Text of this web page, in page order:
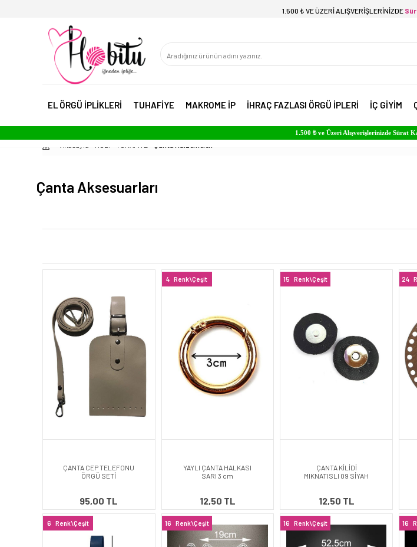
1.500 ₺ VE ÜZERİ ALIŞVERİŞLERİNİZDE
EL ÖRGÜ İPLİKLERİ TUHAFİYE MAKROME İP İHRAÇ FAZLASI ÖRGÜ İPLERİ İÇ GİYİM
1.500 ₺ ve Üzeri Alışverişlerinizde Sürat
Çanta Aksesuarları
ÇANTA CEP TELEFONU
ÖRGÜ SETİ
95,00 TL
4 Renk\Çeşit
YAYLI ÇANTA HALKASI
SARI 3 cm
12,50 TL
15 Renk\Çeşit
ÇANTA KİLİDİ
MIKNATISLI 09 SİYAH
12,50 TL
24
6 Renk\Çeşit 16 Renk\Çeşit 16 Renk\Çeşit 16